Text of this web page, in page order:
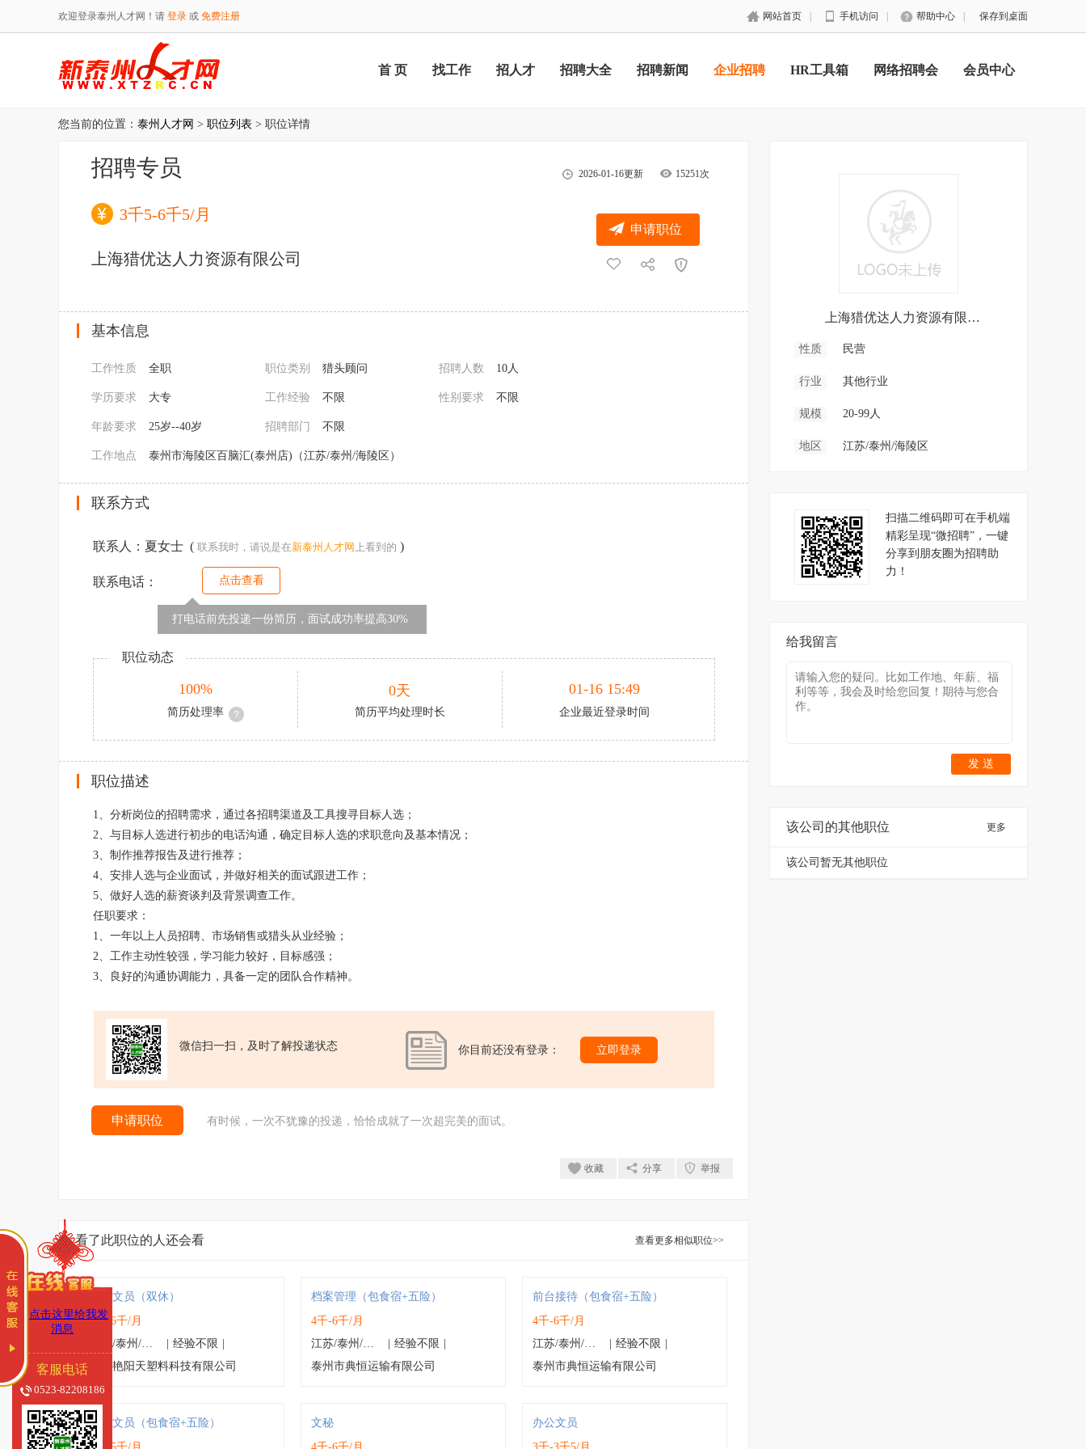
欢迎登录泰州人才网！请 登录 或 免费注册 网站首页 手机访问 帮助中心 保存到桌面
首 页 找工作 招人才 招聘大全 招聘新闻 企业招聘 HR工具箱 网络招聘会 会员中心
您当前的位置： 泰州人才网 > 职位列表 > 职位详情
2026-01-16更新 15251次
招聘专员
3千5-6千5/月
上海猎优达人力资源有限公司
申请职位
基本信息
工作性质 全职 职位类别 猎头顾问 招聘人数 10人
学历要求 大专 工作经验 不限 性别要求 不限
年龄要求 25岁--40岁 招聘部门 不限
工作地点 泰州市海陵区百脑汇(泰州店)（江苏/泰州/海陵区）
联系方式
联系人：夏女士 ( 联系我时，请说是在新泰州人才网 上看到的 )
联系电话： 点击查看
打电话前先投递一份简历，面试成功率提高30%
职位动态
100%
简历处理率
0天
简历平均处理时长
01-16 15:49
企业最近登录时间
职位描述
1、分析岗位的招聘需求，通过各招聘渠道及工具搜寻目标人选；
2、与目标人选进行初步的电话沟通，确定目标人选的求职意向及基本情况；
3、制作推荐报告及进行推荐；
4、安排人选与企业面试，并做好相关的面试跟进工作；
5、做好人选的薪资谈判及背景调查工作。
任职要求：
1、一年以上人员招聘、市场销售或猎头从业经验；
2、工作主动性较强，学习能力较好，目标感强；
3、良好的沟通协调能力，具备一定的团队合作精神。
微信扫一扫，及时了解投递状态 你目前还没有登录： 立即登录
申请职位 有时候，一次不犹豫的投递，恰恰成就了一次超完美的面试。
收藏 分享 举报
看了此职位的人还会看 查看更多相似职位>>
行政文员（双休）
4千-6千/月
江苏/泰州/高港区
经验不限
泰州艳阳天塑料科技有限公司
档案管理（包食宿+五险）
4千-6千/月
江苏/泰州/海陵区
经验不限
泰州市典恒运输有限公司
前台接待（包食宿+五险）
4千-6千/月
江苏/泰州/海陵区
经验不限
泰州市典恒运输有限公司
办公文员（包食宿+五险）
文秘
办公文员
上海猎优达人力资源有限公司
性质 民营
行业 其他行业
规模 20-99人
地区 江苏/泰州/海陵区
扫描二维码即可在手机端
精彩呈现“微招聘”，一键
分享到朋友圈为招聘助
力！
给我留言
发 送
该公司的其他职位 更多
该公司暂无其他职位
客服电话
0523-82208186